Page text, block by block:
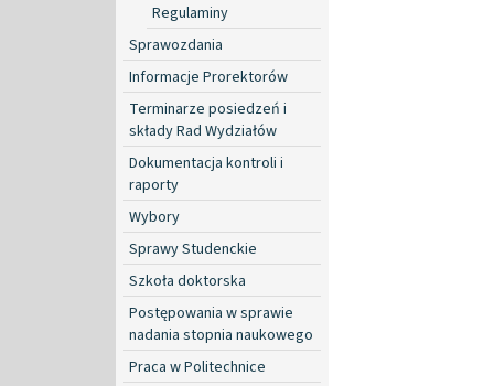
Regulaminy
Sprawozdania
Informacje Prorektorów
Terminarze posiedzeń i
składy Rad Wydziałów
Dokumentacja kontroli i
raporty
Wybory
Sprawy Studenckie
Szkoła doktorska
Postępowania w sprawie
nadania stopnia naukowego
Praca w Politechnice